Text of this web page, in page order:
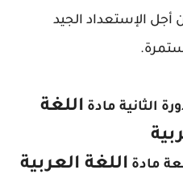
الإستعداد الجيد
الثانية مادة اللغة
مادة اللغة العربية